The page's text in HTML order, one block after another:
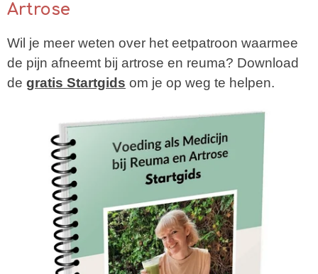
Artrose
Wil je meer weten over het eetpatroon waarmee
de pijn afneemt bij artrose en reuma? Download
de gratis Startgids om je op weg te helpen.